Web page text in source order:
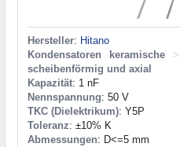
Hersteller: Hitano
Kondensatoren keramische
>
scheibenförmig und axial
Kapazität: 1 nF
Nennspannung: 50 V
TKC (Dielektrikum): Y5P
Toleranz: ±10% K
Abmessungen: D<=5 mm